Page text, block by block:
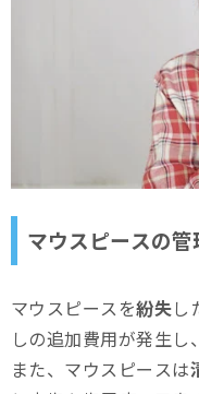
マウスピースの
マウスピースを紛失し
しの追加費用が発生し
また、マウスピースは